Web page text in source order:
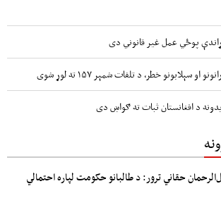
پوځي عمل غیر قانوني دی
سېلابونو خطر، د تلفات شمېر ۱۵۷ ته لوړ شوی
د افغانستان ثبات ته ګواښ دی
حقاني ترور: د طالبانو حکومت لپاره احتمالي